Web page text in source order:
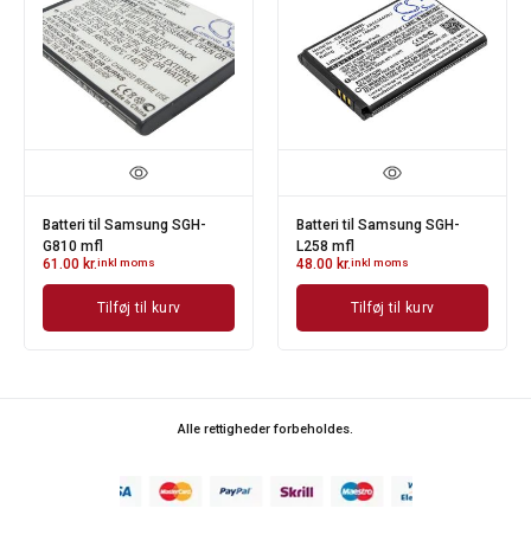
Batteri til Samsung SGH-
G810 mfl
61.00 kr.inkl moms
Tilføj til kurv
Batteri til Samsung SGH-
L258 mfl
48.00 kr.inkl moms
Tilføj til kurv
Alle rettigheder forbeholdes.